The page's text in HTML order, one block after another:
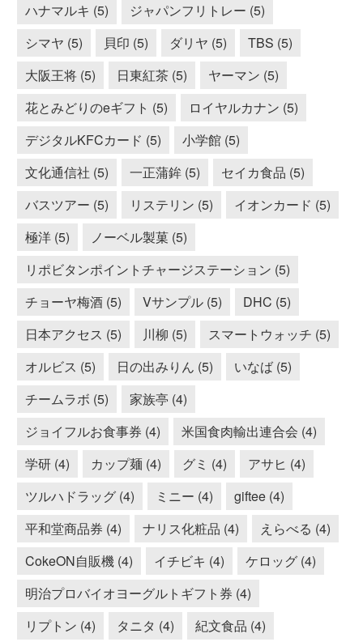
ハナマルキ (5)
ジャパンフリトレー (5)
シマヤ (5)
貝印 (5) ダリヤ (5)
TBS (5)
大阪王将 (5)
日東紅茶 (5)
ヤーマン (5)
花とみどりのeギフト (5)
ロイヤルカナン (5)
デジタルKFCカード (5)
小学館 (5)
文化通信社 (5)
一正蒲鉾 (5)
セイカ食品 (5)
バスツアー (5)
リステリン (5)
イオンカード (5)
極洋 (5)
ノーベル製菓 (5)
リポビタンポイントチャージステーション (5)
チョーヤ梅酒 (5)
Vサンプル (5)
DHC (5)
日本アクセス (5)
川柳 (5)
スマートウォッチ (5)
オルビス (5)
日の出みりん (5)
いなば (5)
チームラボ (5)
家族亭 (4)
ジョイフルお食事券 (4)
米国食肉輸出連合会 (4)
学研 (4)
カップ麺 (4) グミ (4)
アサヒ (4)
ツルハドラッグ (4)
ミニー (4)
giftee (4)
平和堂商品券 (4)
ナリス化粧品 (4)
えらべる (4)
CokeON自販機 (4)
イチビキ (4)
ケロッグ (4)
明治プロバイオヨーグルトギフト券 (4)
リプトン (4)
タニタ (4)
紀文食品 (4)